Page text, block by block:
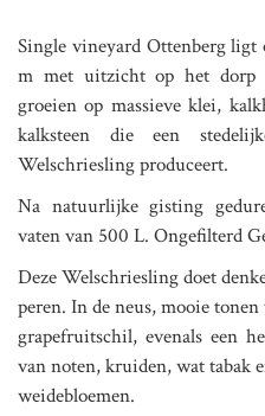
Single vineyard Ottenberg ligt
m met uitzicht op het dorp
groeien op massieve klei,
kalksteen die een
Welschriesling produceert.
Na natuurlijke gisting
vaten van 500 L. Ongefilterd
Deze Welschriesling doet
peren. In de neus, mooie tonen
grapefruitschil, evenals een
van noten, kruiden, wat tabak
weidebloemen.